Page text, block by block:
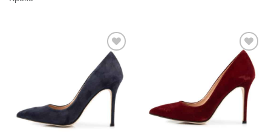
Add to
Wishlist
Add to
Wishlist